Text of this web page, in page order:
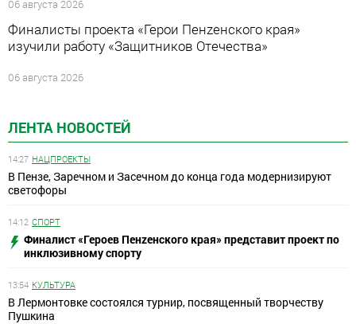
ЛЕНТА НОВОСТЕЙ
14:27 НАЦПРОЕКТЫ
В Пензе, Заречном и Засечном до конца года модернизируют
светофоры
14:12 СПОРТ
Финалист «Героев Пенzенского края» представит проект по
инклюзивному спорту
13:54 КУЛЬТУРА
В Лермонтовке состоялся турнир, посвященный творчеству
Пушкина
06 августа 2026
Финалисты проекта «Герои Пенzенского края»
изучили работу «Защитников Отечества»
06 августа 2026